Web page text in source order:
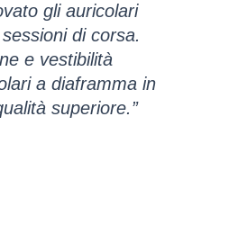
gli auricolari
di corsa.
e vestibilità
a diaframma in
superiore.”